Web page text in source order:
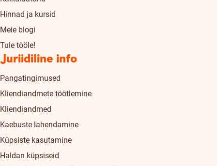
Hinnad ja kursid
Meie blogi
Tule tööle!
Juriidiline info
Pangatingimused
Kliendiandmete töötlemine
Kliendiandmed
Kaebuste lahendamine
Küpsiste kasutamine
Haldan küpsiseid